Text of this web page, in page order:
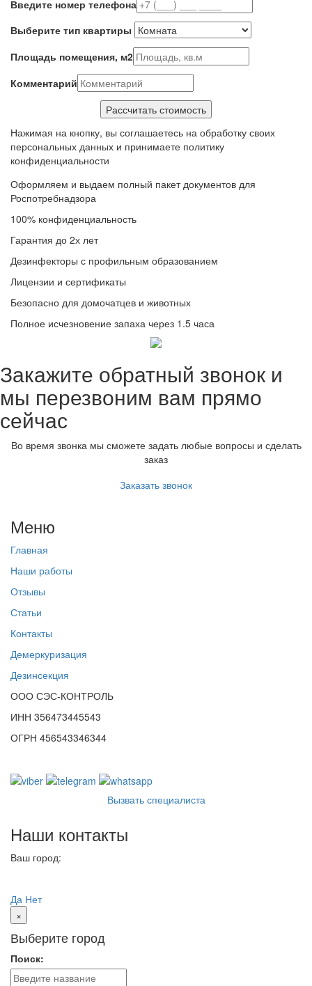
Введите номер телефона
Выберите тип квартиры
Площадь помещения, м2
Комментарий
Нажимая на кнопку, вы соглашаетесь на обработку своих
персональных данных и принимаете политику
конфиденциальности
Оформляем и выдаем полный пакет документов для
Роспотребнадзора
100% конфиденциальность
Гарантия до 2х лет
Дезинфекторы с профильным образованием
Лицензии и сертификаты
Безопасно для домочатцев и животных
Полное исчезновение запаха через 1.5 часа
Закажите обратный звонок и
мы перезвоним вам прямо
сейчас
Во время звонка мы сможете задать любые вопросы и сделать
заказ
Заказать звонок
Меню
Главная
Наши работы
Отзывы
Статьи
Контакты
Демеркуризация
Дезинсекция
ООО СЭС-КОНТРОЛЬ
ИНН 356473445543
ОГРН 456543346344
Вызвать специалиста
Наши контакты
Ваш город:
Да Нет
×
Выберите город
Поиск: